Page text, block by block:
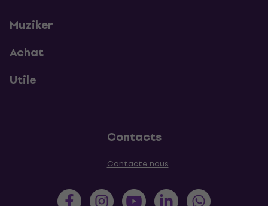
Muziker
Achat
Utile
Contacts
Contacte nous